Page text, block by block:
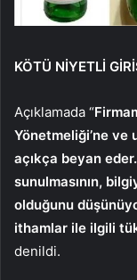
KÖTÜ NİYETLİ
Açıklamada “
Yönetmeliği’ne ve
açıkça beyan
sunulmasının,
olduğunu
ithamlar ile ilgili
denildi.